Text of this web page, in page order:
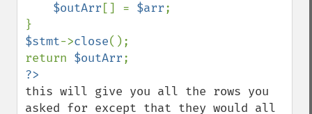
$outArr [] = $arr;
$stmt->close();
return $outArr
this will give you all the rows you
asked for except that they would all